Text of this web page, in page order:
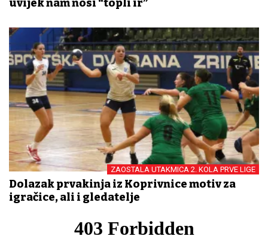
uvijek nam nosi “topli đir”
ZAOSTALA UTAKMICA 2. KOLA PRVE LIGE
Dolazak prvakinja iz Koprivnice motiv za
igračice, ali i gledatelje